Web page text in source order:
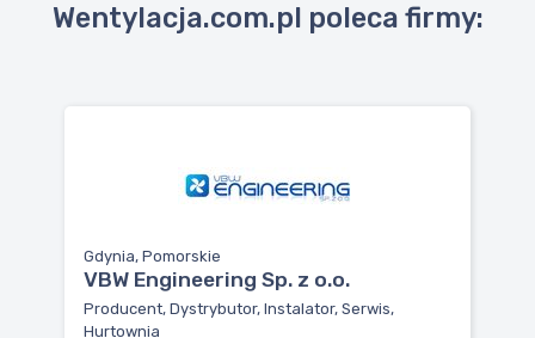
Wentylacja.com.pl poleca firmy:
Gdynia, Pomorskie
VBW Engineering Sp. z o.o.
Producent, Dystrybutor, Instalator, Serwis,
Hurtownia